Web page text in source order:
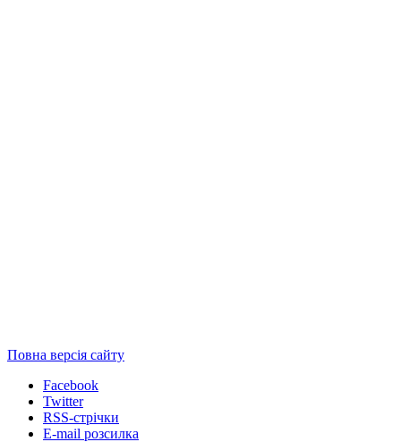
Повна версія сайту
Facebook
Twitter
RSS-стрічки
E-mail розсилка